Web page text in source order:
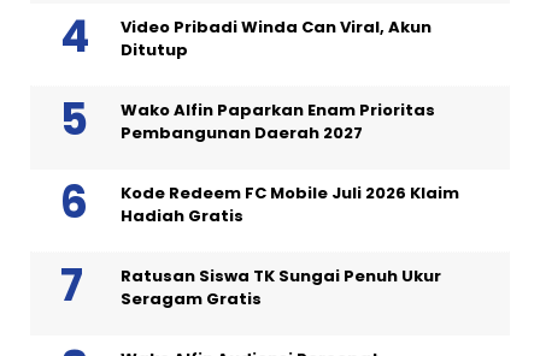
Video Pribadi Winda Can Viral, Akun
Ditutup
Wako Alfin Paparkan Enam Prioritas
Pembangunan Daerah 2027
Kode Redeem FC Mobile Juli 2026 Klaim
Hadiah Gratis
Ratusan Siswa TK Sungai Penuh Ukur
Seragam Gratis